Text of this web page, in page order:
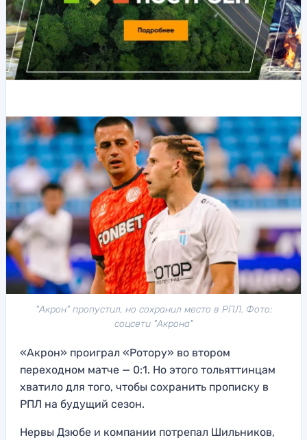
"Акрон" пропустил, но сохранил место в РПЛ. Фото:
соцсети "Акрона"
«Акрон» проиграл «Ротору» во втором
переходном матче — 0:1. Но этого тольяттинцам
хватило для того, чтобы сохранить прописку в
РПЛ на будущий сезон.
Нервы Дзюбе и компании потрепал Шильников,